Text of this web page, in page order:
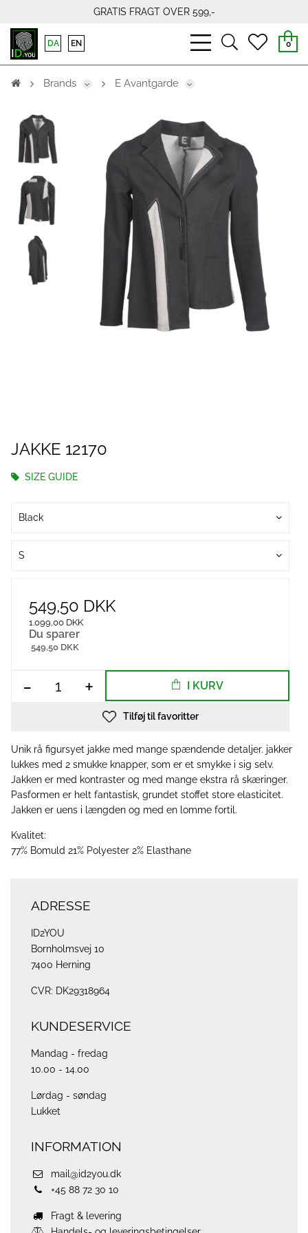
GRATIS FRAGT OVER 599,-
bars
light
searchheart
0
DA EN
Brands E Avantgarde
JAKKE 12170
SIZE GUIDE
Black
S
549,50 DKK
1.099,00 DKK
Du sparer
549,50 DKK
- + I KURV
Tilføj til favoritter
Unik rå figursyet jakke med mange spændende detaljer. jakker
lukkes med 2 smukke knapper, som er et smykke i sig selv.
Jakken er med kontraster og med mange ekstra rå skæringer.
Pasformen er helt fantastisk, grundet stoffet store elasticitet.
Jakken er uens i længden og med en lomme fortil.
Kvalitet:
77% Bomuld 21% Polyester 2% Elasthane
ADRESSE
ID2YOU
Bornholmsvej 10
7400 Herning
CVR: DK29318964
KUNDESERVICE
Mandag - fredag
10.00 - 14.00
Lørdag - søndag
Lukket
INFORMATION
mail@id2you.dk
+45 88 72 30 10
Fragt & levering